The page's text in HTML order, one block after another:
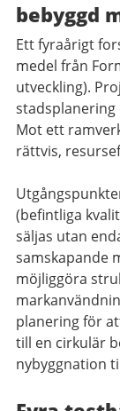
bebyggd
Ett fyraårigt
medel från
utveckling).
Mot ett
rättvis,
(befintliga
säljas utan
samskapande
möjliggöra
planering för
till en cirkulär
nybyggnation